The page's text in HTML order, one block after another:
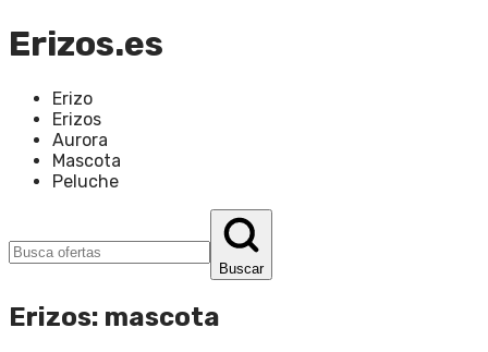
Erizos.es
Erizo
Erizos
Aurora
Mascota
Peluche
Buscar
Erizos: mascota